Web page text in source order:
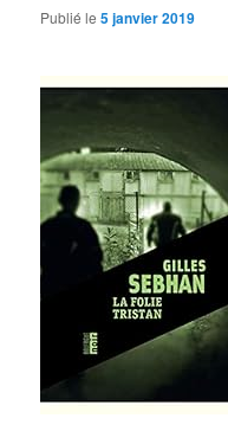
Publié le5 janvier 2019